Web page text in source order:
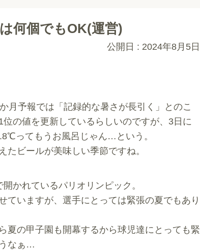
何個でもOK(運営)
公開日 : 2024年8月5日
月予報では「記録的な暑さが長引く」とのこ
位の値を更新しているらしいのですが、3日に
ってもうお風呂じゃん…という。
たビールが美味しい季節ですね。
かれているパリオリンピック。
ていますが、選手にとっては緊張の夏でもあり
夏の甲子園も開幕するから球児達にとっても緊
なぁ…